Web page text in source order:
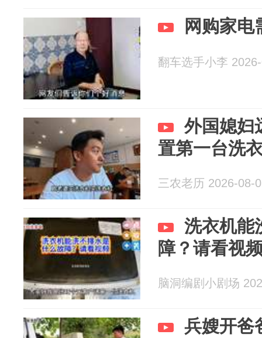
网购家电
翻车选手小李
外国媳妇
置第一台洗
三农老历 2026-08-
洗衣机能
障？请看视
脑洞编剧小剧场
兵嫂开爸